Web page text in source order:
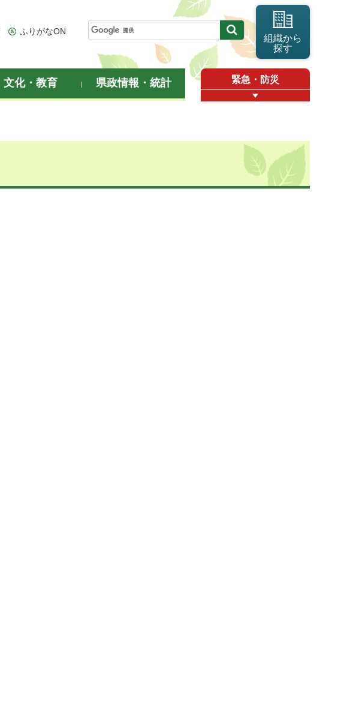
ふりがなON
組織から
探す
文化・教育 県政情報・統計 緊急・防災